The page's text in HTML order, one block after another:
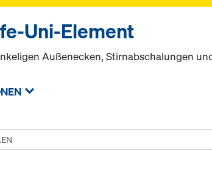
Uni-Element
Außenecken, Stirnabschalungen